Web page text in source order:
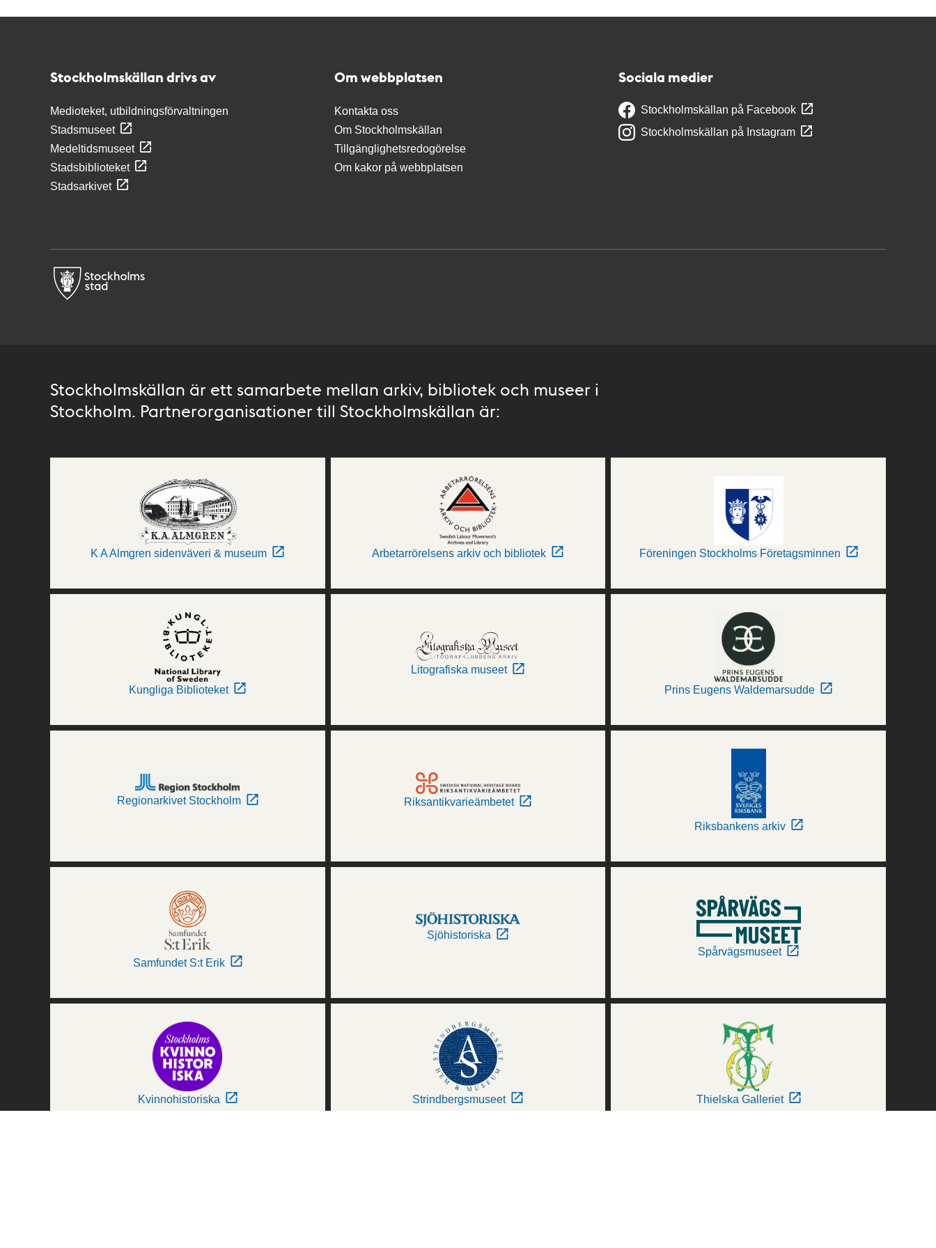
Stockholmskällan drivs av
Medioteket, utbildningsförvaltningen
Stadsmuseet
Medeltidsmuseet
Stadsbiblioteket
Stadsarkivet
Om webbplatsen
Kontakta oss
Om Stockholmskällan
Tillgänglighetsredogörelse
Om kakor på webbplatsen
Sociala medier
Stockholmskällan på Facebook
Stockholmskällan på Instagram
Stockholmskällan är ett samarbete mellan arkiv, bibliotek och museer i
Stockholm. Partnerorganisationer till Stockholmskällan är:
K A Almgren sidenväveri & museum Arbetarrörelsens arkiv och bibliotek Föreningen Stockholms Företagsminnen
Kungliga Biblioteket
Litografiska museet
Prins Eugens Waldemarsudde
Regionarkivet Stockholm Riksantikvarieämbetet
Riksbankens arkiv
Samfundet S:t Erik
Sjöhistoriska
Spårvägsmuseet
Kvinnohistoriska Strindbergsmuseet Thielska Galleriet